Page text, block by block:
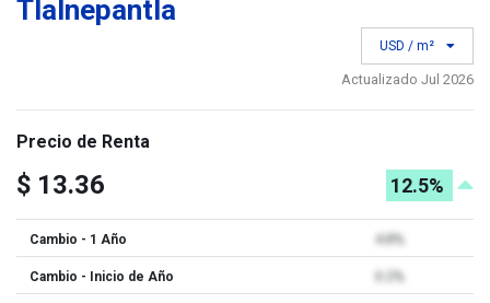
Tlalnepantla
USD / m²
Actualizado Jul 2026
Precio de Renta
$ 13.36 12.5%
Cambio - 1 Año 4.8%
Cambio - Inicio de Año